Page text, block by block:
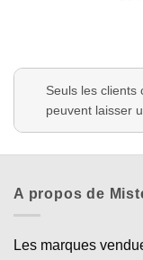
Seuls les clients
peuvent laisser
A propos de
Les marques